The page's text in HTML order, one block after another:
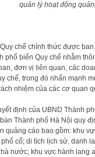
quản lý hoạt động
chế chính thức được
phổ biến Quy chế nhằm
đơn vị liên quan, các
chế, trong đó nhấn mạnh
nhiệm của các cơ quan
định của UBND Thành
Thành phố Hà Nội quy
quảng cáo bao gồm: khu
phố cổ; di tích lịch sử, danh
nước; khu vực hành lang